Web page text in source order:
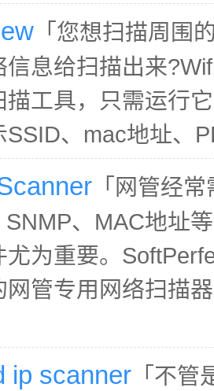
「您想扫描周围
信息给扫描出来
描工具，只需运行
SSID、mac地址、
「网管经
SNMP、MAC地址
尤为重要。
网管专用网络扫描
ip scanner 「不